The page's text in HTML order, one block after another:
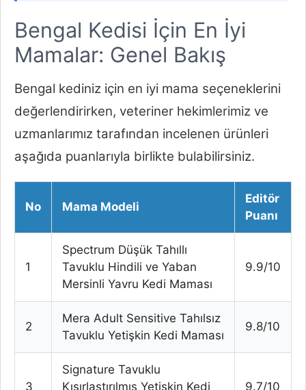
Bengal Kedisi İçin En İyi
Mamalar: Genel Bakış
Bengal kediniz için en iyi mama seçeneklerini
değerlendirirken, veteriner hekimlerimiz ve
uzmanlarımız tarafından incelenen ürünleri
aşağıda puanlarıyla birlikte bulabilirsiniz.
No Mama Modeli
Editör
Puanı
1
Spectrum Düşük Tahıllı
Tavuklu Hindili ve Yaban
Mersinli Yavru Kedi Maması
9.9/10
2
Mera Adult Sensitive Tahılsız
Tavuklu Yetişkin Kedi Maması
9.8/10
3
Signature Tavuklu
Kısırlaştırılmış Yetişkin Kedi
9.7/10